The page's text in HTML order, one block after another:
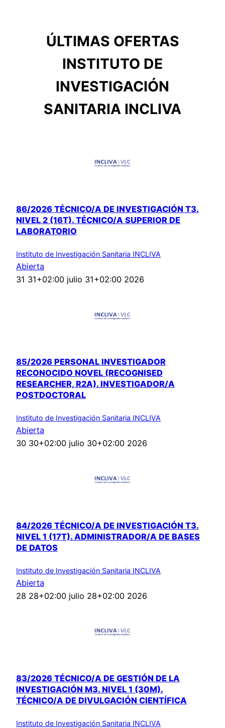
ÚLTIMAS OFERTAS
INSTITUTO DE
INVESTIGACIÓN
SANITARIA INCLIVA
86/2026 TÉCNICO/A DE INVESTIGACIÓN T3.
NIVEL 2 (16T). TÉCNICO/A SUPERIOR DE
LABORATORIO
Instituto de Investigación Sanitaria INCLIVA
Abierta
31 31+02:00 julio 31+02:00 2026
85/2026 PERSONAL INVESTIGADOR
RECONOCIDO NOVEL (RECOGNISED
RESEARCHER, R2A). INVESTIGADOR/A
POSTDOCTORAL
Instituto de Investigación Sanitaria INCLIVA
Abierta
30 30+02:00 julio 30+02:00 2026
84/2026 TÉCNICO/A DE INVESTIGACIÓN T3.
NIVEL 1 (17T). ADMINISTRADOR/A DE BASES
DE DATOS
Instituto de Investigación Sanitaria INCLIVA
Abierta
28 28+02:00 julio 28+02:00 2026
83/2026 TÉCNICO/A DE GESTIÓN DE LA
INVESTIGACIÓN M3. NIVEL 1 (30M).
TÉCNICO/A DE DIVULGACIÓN CIENTÍFICA
Instituto de Investigación Sanitaria INCLIVA